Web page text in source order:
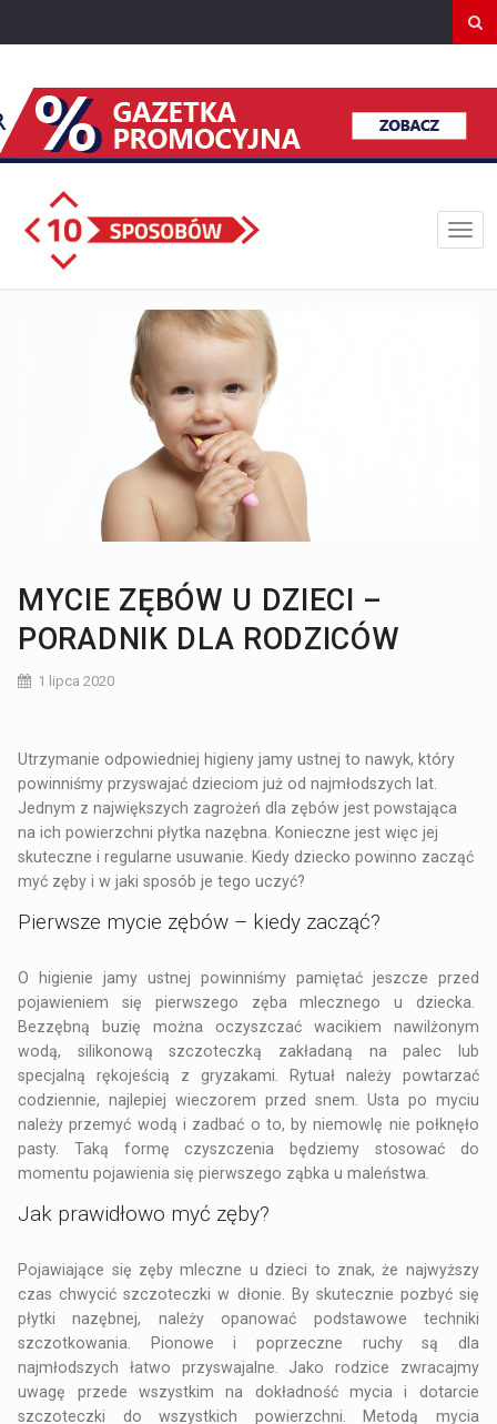
MYCIE ZĘBÓW U DZIECI –
PORADNIK DLA RODZICÓW
1 lipca 2020
Utrzymanie odpowiedniej higieny jamy ustnej to nawyk, który
powinniśmy przyswajać dzieciom już od najmłodszych lat.
Jednym z największych zagrożeń dla zębów jest powstająca
na ich powierzchni płytka nazębna. Konieczne jest więc jej
skuteczne i regularne usuwanie. Kiedy dziecko powinno zacząć
myć zęby i w jaki sposób je tego uczyć?
Pierwsze mycie zębów – kiedy zacząć?
O higienie jamy ustnej powinniśmy pamiętać jeszcze przed
pojawieniem się pierwszego zęba mlecznego u dziecka.
Bezzębną buzię można oczyszczać wacikiem nawilżonym
wodą, silikonową szczoteczką zakładaną na palec lub
specjalną rękojeścią z gryzakami. Rytuał należy powtarzać
codziennie, najlepiej wieczorem przed snem. Usta po myciu
należy przemyć wodą i zadbać o to, by niemowlę nie połknęło
pasty. Taką formę czyszczenia będziemy stosować do
momentu pojawienia się pierwszego ząbka u maleństwa.
Jak prawidłowo myć zęby?
Pojawiające się zęby mleczne u dzieci to znak, że najwyższy
czas chwycić szczoteczki w dłonie. By skutecznie pozbyć się
płytki nazębnej, należy opanować podstawowe techniki
szczotkowania. Pionowe i poprzeczne ruchy są dla
najmłodszych łatwo przyswajalne. Jako rodzice zwracajmy
uwagę przede wszystkim na dokładność mycia i dotarcie
szczoteczki do wszystkich powierzchni. Metodą mycia